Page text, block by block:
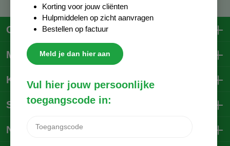
Nieuwsbrief
Contactgegevens
Mijn account
Klantenservice
Social Media
Korting voor jouw cliënten
Hulpmiddelen op zicht aanvragen
Bestellen op factuur
Meld je dan hier aan
Vul hier jouw persoonlijke
toegangscode in: